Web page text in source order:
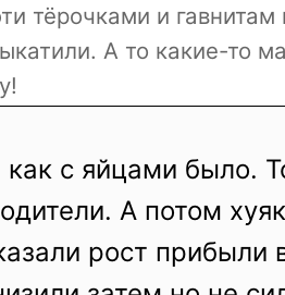
тёрочками и
А то какие-то
с яйцами было.
А потом
рост